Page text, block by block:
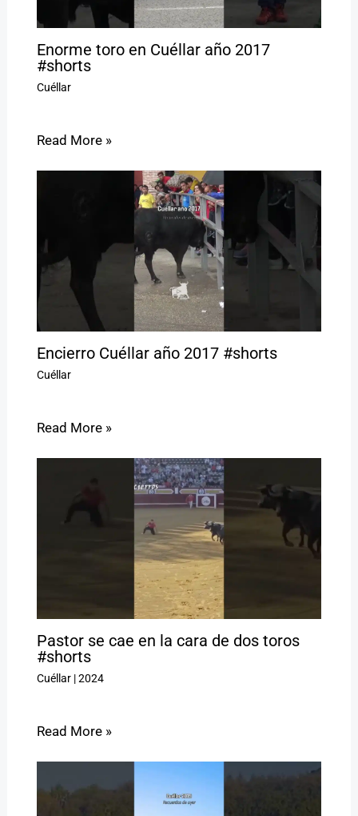
Enorme toro en Cuéllar año 2017
#shorts
Cuéllar
Read More »
Encierro Cuéllar año 2017 #shorts
Cuéllar
Read More »
Pastor se cae en la cara de dos toros
#shorts
Cuéllar|2024
Read More »